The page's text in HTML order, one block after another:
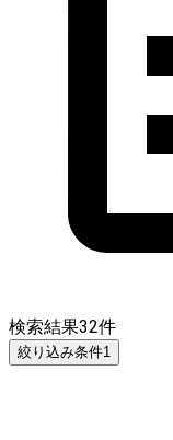
検索結果32件
絞り込み条件1